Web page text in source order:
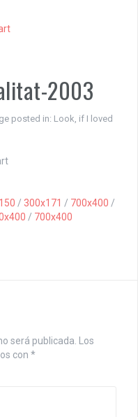
2003
posted in: Look, if I loved
/ 300x171 / 700x400 /
/ 700x400
será publicada. Los
con *